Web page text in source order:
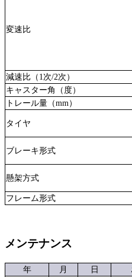
変速比
減速比（1次/2次）
キャスター角（度）
トレール量（mm）
タイヤ
ブレーキ形式
懸架方式
フレーム形式
メンテナンス
年 月 日